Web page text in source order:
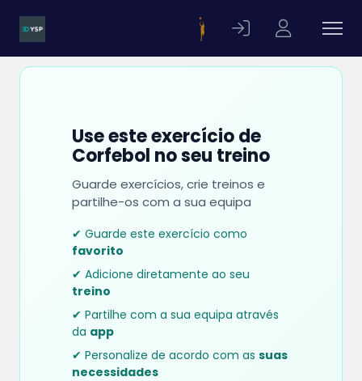
Use este exercício de
Corfebol no seu treino
Guarde exercícios, crie treinos e
partilhe-os com a sua equipa
✔ Guarde este exercício como
favorito
✔ Adicione diretamente ao seu
treino
✔ Partilhe com a sua equipa através
da app
✔ Personalize de acordo com as suas
necessidades